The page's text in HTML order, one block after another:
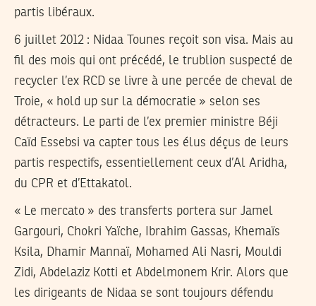
partis libéraux.
6 juillet 2012 : Nidaa Tounes reçoit son visa. Mais au
fil des mois qui ont précédé, le trublion suspecté de
recycler l’ex RCD se livre à une percée de cheval de
Troie, « hold up sur la démocratie » selon ses
détracteurs. Le parti de l’ex premier ministre Béji
Caïd Essebsi va capter tous les élus déçus de leurs
partis respectifs, essentiellement ceux d’Al Aridha,
du CPR et d’Ettakatol.
« Le mercato » des transferts portera sur Jamel
Gargouri, Chokri Yaïche, Ibrahim Gassas, Khemaïs
Ksila, Dhamir Mannaï, Mohamed Ali Nasri, Mouldi
Zidi, Abdelaziz Kotti et Abdelmonem Krir. Alors que
les dirigeants de Nidaa se sont toujours défendu